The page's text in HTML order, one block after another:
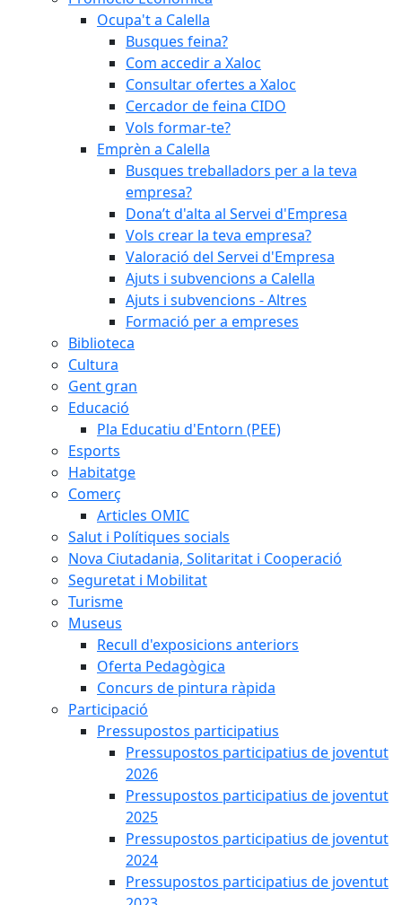
Ocupa't a Calella
Busques feina?
Com accedir a Xaloc
Consultar ofertes a Xaloc
Cercador de feina CIDO
Vols formar-te?
Emprèn a Calella
Busques treballadors per a la teva
empresa?
Dona’t d'alta al Servei d'Empresa
Vols crear la teva empresa?
Valoració del Servei d'Empresa
Ajuts i subvencions a Calella
Ajuts i subvencions - Altres
Formació per a empreses
Biblioteca
Cultura
Gent gran
Educació
Pla Educatiu d'Entorn (PEE)
Esports
Habitatge
Comerç
Articles OMIC
Salut i Polítiques socials
Nova Ciutadania, Solitaritat i Cooperació
Seguretat i Mobilitat
Turisme
Museus
Recull d'exposicions anteriors
Oferta Pedagògica
Concurs de pintura ràpida
Participació
Pressupostos participatius
Pressupostos participatius de joventut
2026
Pressupostos participatius de joventut
2025
Pressupostos participatius de joventut
2024
Pressupostos participatius de joventut